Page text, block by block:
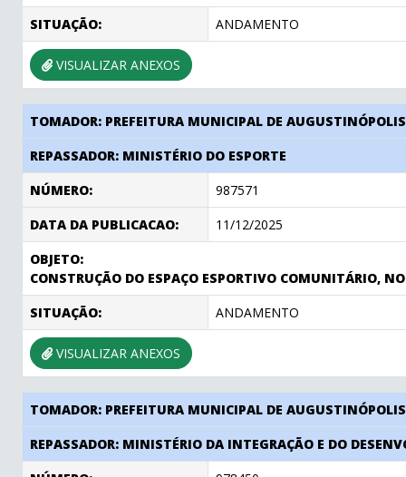
SITUAÇÃO:
ANDAMENTO
VISUALIZAR ANEXOS
TOMADOR: PREFEITURA MUNICIPAL DE
REPASSADOR: MINISTÉRIO DO ESPORTE
NÚMERO:
987571
DATA DA PUBLICACAO:
11/12/2025
OBJETO:
CONSTRUÇÃO DO ESPAÇO ESPORTIVO COMUNITÁRIO,
SITUAÇÃO:
ANDAMENTO
VISUALIZAR ANEXOS
TOMADOR: PREFEITURA MUNICIPAL DE
REPASSADOR: MINISTÉRIO DA INTEGRAÇÃO E DO